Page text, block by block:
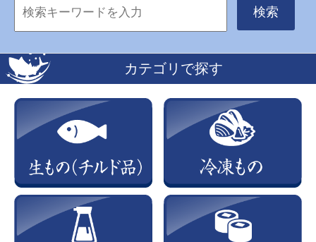
検索
カテゴリで探す